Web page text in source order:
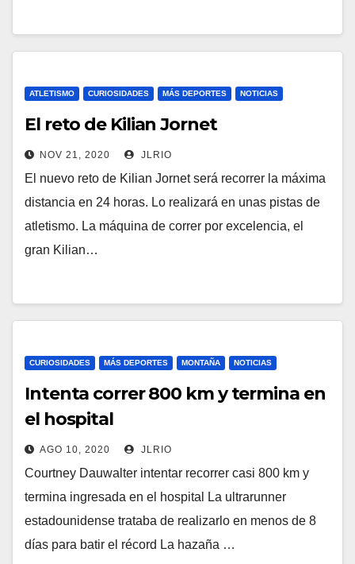
ATLETISMO CURIOSIDADES MÁS DEPORTES NOTICIAS
El reto de Kilian Jornet
NOV 21, 2020 JLRIO
El nuevo reto de Kilian Jornet será recorrer la máxima
distancia en 24 horas. Lo realizará en unas pistas de
atletismo. La máquina de correr por excelencia, el
gran Kilian…
CURIOSIDADES MÁS DEPORTES MONTAÑA NOTICIAS
Intenta correr 800 km y termina en
el hospital
AGO 10, 2020 JLRIO
Courtney Dauwalter intentar recorrer casi 800 km y
termina ingresada en el hospital La ultrarunner
estadounidense trataba de realizarlo en menos de 8
días para batir el récord La hazaña …